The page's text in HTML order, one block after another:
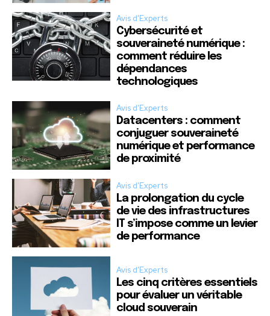
Avis d'Experts
Cybersécurité et
souveraineté numérique :
comment réduire les
dépendances
technologiques
Avis d'Experts
Datacenters : comment
conjuguer souveraineté
numérique et performance
de proximité
Avis d'Experts
La prolongation du cycle
de vie des infrastructures
IT s’impose comme un levier
de performance
Avis d'Experts
Les cinq critères essentiels
pour évaluer un véritable
cloud souverain